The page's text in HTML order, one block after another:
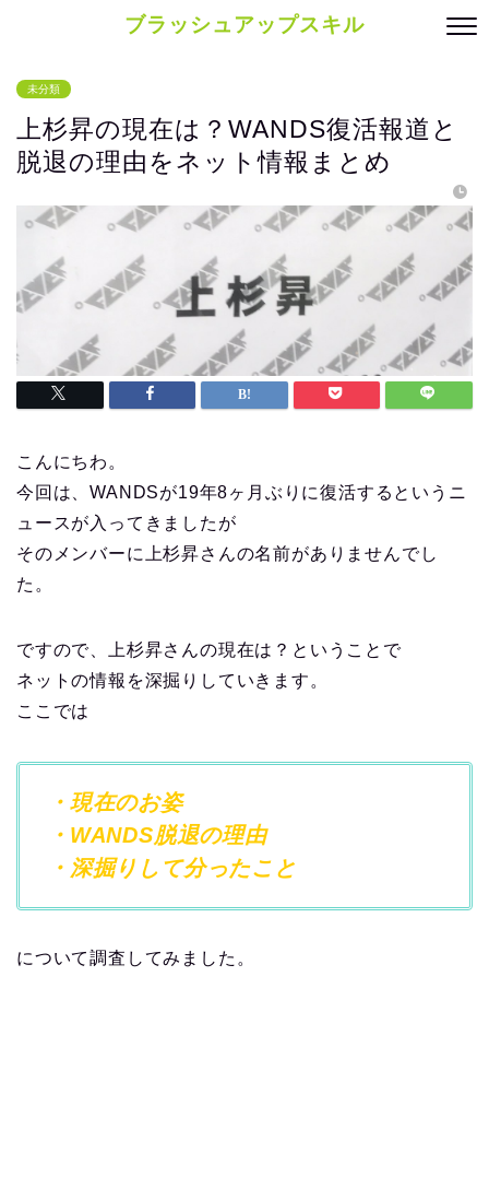
ブラッシュアップスキル
未分類
上杉昇の現在は？WANDS復活報道と
脱退の理由をネット情報まとめ
こんにちわ。
今回は、WANDSが19年8ヶ月ぶりに復活するというニ
ュースが入ってきましたが
そのメンバーに上杉昇さんの名前がありませんでし
た。
ですので、上杉昇さんの現在は？ということで
ネットの情報を深掘りしていきます。
ここでは
・現在のお姿
・WANDS脱退の理由
・深掘りして分ったこと
について調査してみました。